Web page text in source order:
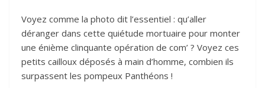
Voyez comme la photo dit l’essentiel : qu’aller
déranger dans cette quiétude mortuaire pour monter
une énième clinquante opération de com’ ? Voyez ces
petits cailloux déposés à main d’homme, combien ils
surpassent les pompeux Panthéons !